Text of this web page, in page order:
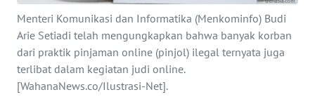
Menteri Komunikasi dan Informatika (Menkominfo) Budi
Arie Setiadi telah mengungkapkan bahwa banyak korban
dari praktik pinjaman online (pinjol) ilegal ternyata juga
terlibat dalam kegiatan judi online.
[WahanaNews.co/Ilustrasi-Net].
PENDIDIKAN
OLAHRAGA